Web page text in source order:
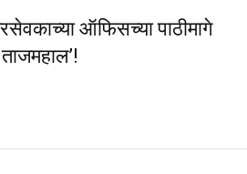
ऑफिसच्या पाठीमागे